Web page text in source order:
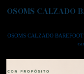
OSOMS CALZADO
OSOMS CALZADO